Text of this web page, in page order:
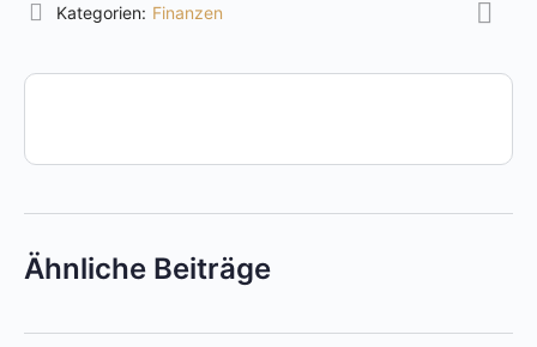
Kategorien: Finanzen
Ähnliche Beiträge